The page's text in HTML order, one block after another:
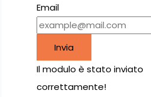
Email
Invia
Il modulo è stato inviato
correttamente!